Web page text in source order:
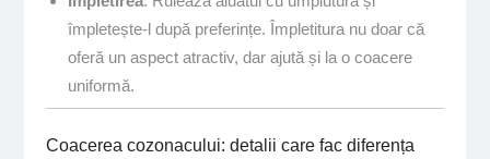
împletește-l după preferințe. Împletitura nu doar că
oferă un aspect atractiv, dar ajută și la o coacere
uniformă.
Coacerea cozonacului: detalii care fac diferența